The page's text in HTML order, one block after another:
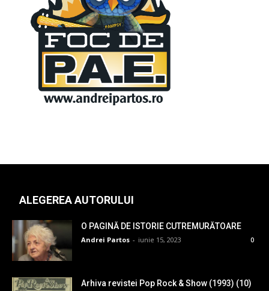
ALEGEREA AUTORULUI
O PAGINĂ DE ISTORIE CUTREMURĂTOARE
Andrei Partos - iunie 15, 2023 0
Arhiva revistei Pop Rock & Show (1993) (10)